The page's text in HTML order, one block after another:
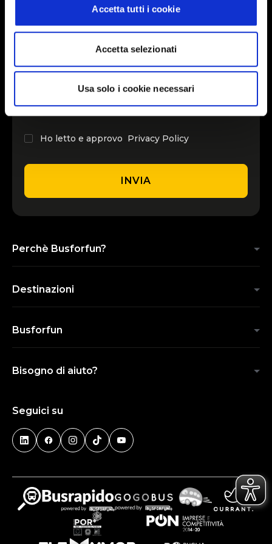
Accetta tutti i cookie
Accetta selezionati
Usa solo i cookie necessari
INSERISCI IL TUO NOME
Ho letto e approvo Privacy Policy
INVIA
Perchè Busforfun?
Destinazioni
Busforfun
Bisogno di aiuto?
Seguici su